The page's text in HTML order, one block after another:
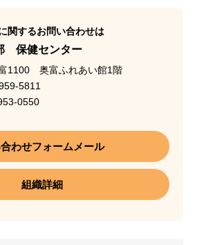
関するお問い合わせは
保健センター
1100 奥富ふれあい館1階
5811
0550
わせフォームメール
組織詳細